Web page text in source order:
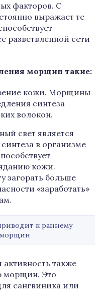
факторов. С
выражает те
разветвленной сети
морщин такие:
кожи. Морщины
синтеза
волокон.
свет является
в организме
кожи.
загорать больше
«заработать»
к раннему
также
морщин. Это
сангвиника или